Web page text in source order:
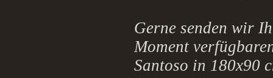
Gerne senden wir
Moment
Santoso in 180x90